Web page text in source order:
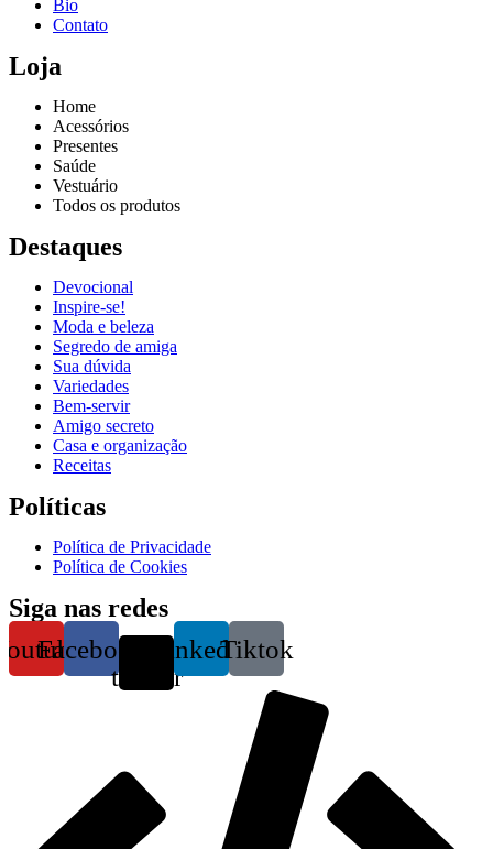
Bio
Contato
Loja
Home
Acessórios
Presentes
Saúde
Vestuário
Todos os produtos
Destaques
Devocional
Inspire-se!
Moda e beleza
Segredo de amiga
Sua dúvida
Variedades
Bem-servir
Amigo secreto
Casa e organização
Receitas
Políticas
Política de Privacidade
Política de Cookies
Siga nas redes
Facebook
twitter
LinkedinTiktok